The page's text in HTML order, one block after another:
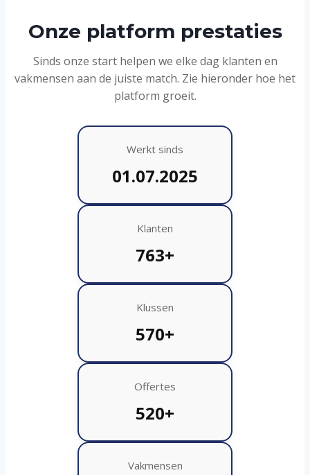
Onze platform prestaties
Sinds onze start helpen we elke dag klanten en
vakmensen aan de juiste match. Zie hieronder hoe het
platform groeit.
Werkt sinds
01.07.2025
Klanten
763+
Klussen
570+
Offertes
520+
Vakmensen